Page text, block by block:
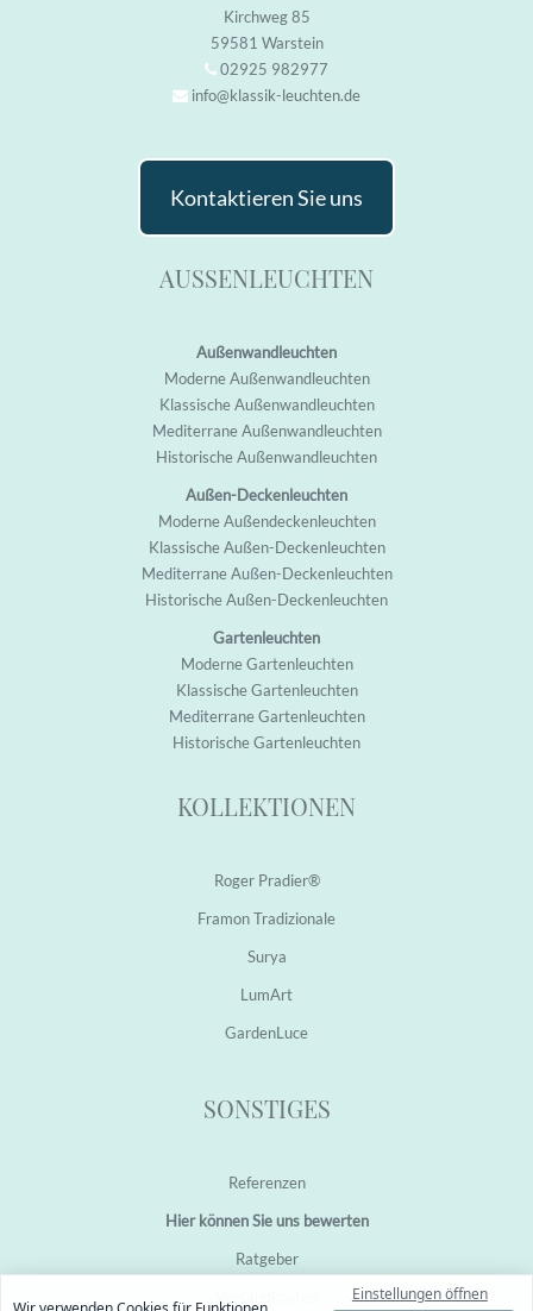
Kirchweg 85
59581 Warstein
02925 982977
info@klassik-leuchten.de
Kontaktieren Sie uns
AUSSENLEUCHTEN
Außenwandleuchten
Moderne Außenwandleuchten
Klassische Außenwandleuchten
Mediterrane Außenwandleuchten
Historische Außenwandleuchten
Außen-Deckenleuchten
Moderne Außendeckenleuchten
Klassische Außen-Deckenleuchten
Mediterrane Außen-Deckenleuchten
Historische Außen-Deckenleuchten
Gartenleuchten
Moderne Gartenleuchten
Klassische Gartenleuchten
Mediterrane Gartenleuchten
Historische Gartenleuchten
KOLLEKTIONEN
Roger Pradier®
Framon Tradizionale
Surya
LumArt
GardenLuce
SONSTIGES
Referenzen
Hier können Sie uns bewerten
Ratgeber
Einstellungen öffnen